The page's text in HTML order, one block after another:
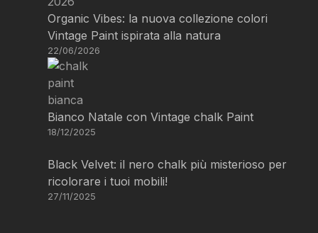
Organic Vibes: la nuova collezione colori
Vintage Paint ispirata alla natura
22/06/2026
Bianco Natale con Vintage chalk Paint
18/12/2025
Black Velvet: il nero chalk più misterioso per
ricolorare i tuoi mobili!
27/11/2025